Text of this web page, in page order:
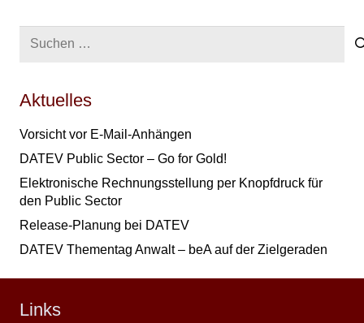
Suchen
Aktuelles
Vorsicht vor E-Mail-Anhängen
DATEV Public Sector – Go for Gold!
Elektronische Rechnungsstellung per Knopfdruck für
den Public Sector
Release-Planung bei DATEV
DATEV Thementag Anwalt – beA auf der Zielgeraden
Links